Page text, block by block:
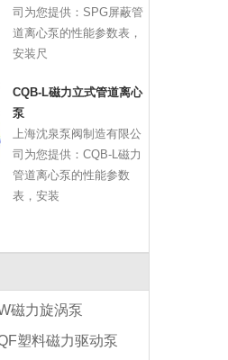
司为您提供：SPG屏蔽管
道离心泵的性能参数表，
安装尺
CQB-L磁力立式管道离心
泵
上海沈泉泵阀制造有限公
司为您提供：CQB-L磁力
管道离心泵的性能参数
表，安装
磁力旋涡泵
塑料磁力驱动泵